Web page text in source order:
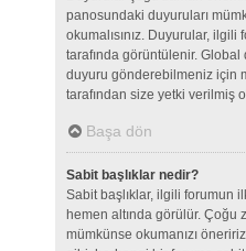
panosundaki duyuruları
okumalısınız. Duyurular, ilgili
tarafında görüntülenir.
duyuru gönderebilmeniz için
tarafından size yetki verilmiş
Başa dön
Sabit başlıklar nedir?
Sabit başlıklar, ilgili forumun
hemen altında görülür.
mümkünse okumanızı